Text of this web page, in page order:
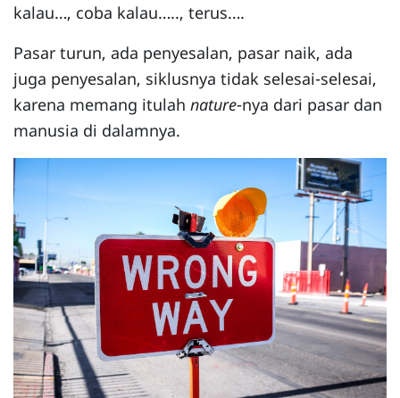
kalau…, coba kalau….., terus….
Pasar turun, ada penyesalan, pasar naik, ada
juga penyesalan, siklusnya tidak selesai-selesai,
karena memang itulah nature-nya dari pasar dan
manusia di dalamnya.